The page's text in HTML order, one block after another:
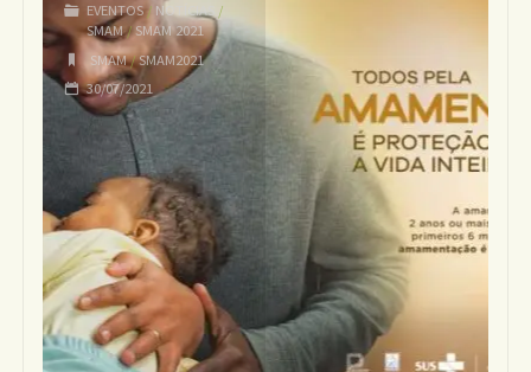
EVENTOS / NOTÍCIAS /
SMAM / SMAM 2021
SMAM/SMAM2021
30/07/2021